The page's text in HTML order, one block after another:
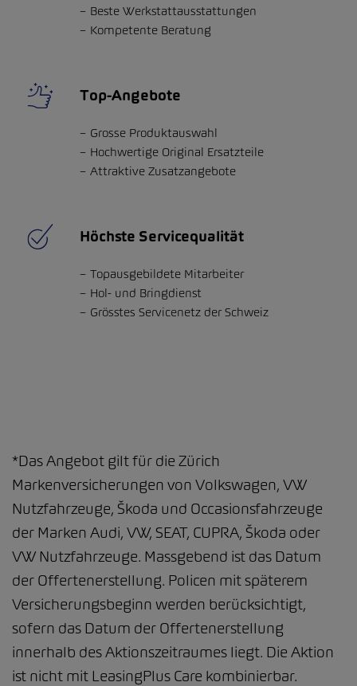
Beste Werkstattausstattungen
Kompetente Beratung
Top-Angebote
Grosse Produktauswahl
Hochwertige Original Ersatzteile
Attraktive Zusatzangebote
Höchste Servicequalität
Topausgebildete Mitarbeiter
Hol- und Bringdienst
Grösstes Servicenetz der Schweiz
*Das Angebot gilt für die Zürich
Markenversicherungen von Volkswagen, VW
Nutzfahrzeuge, Škoda und Occasionsfahrzeuge
der Marken Audi, VW, SEAT, CUPRA, Škoda oder
VW Nutzfahrzeuge​. Massgebend ist das Datum
der Offertenerstellung. Policen mit späterem
Versicherungsbeginn werden berücksichtigt,
sofern das Datum der Offertenerstellung
innerhalb des Aktionszeitraumes liegt. Die Aktion
ist nicht mit LeasingPlus Care kombinierbar.